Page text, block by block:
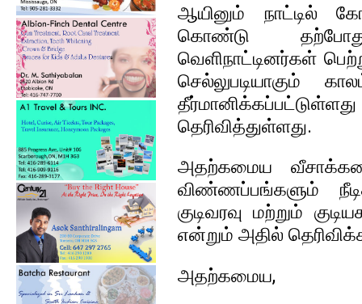
ஆயினும் நாட்டில்‌
கொண்டு
வெளிநாட்டினர்கள்‌
செல்லுபடியாகும்
தெரிவித்துள்ளது.
அதற்கமைய
விண்ணப்பங்களும்
குடிவரவு மற்றும்
என்றும் அதில்
அதற்கமைய,